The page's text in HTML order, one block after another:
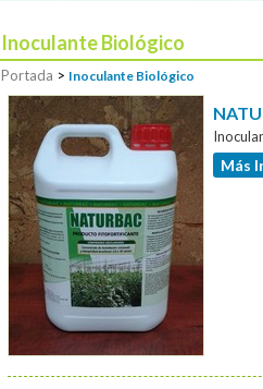
Inoculante Biológico
Portada > Inoculante Biológico
Más